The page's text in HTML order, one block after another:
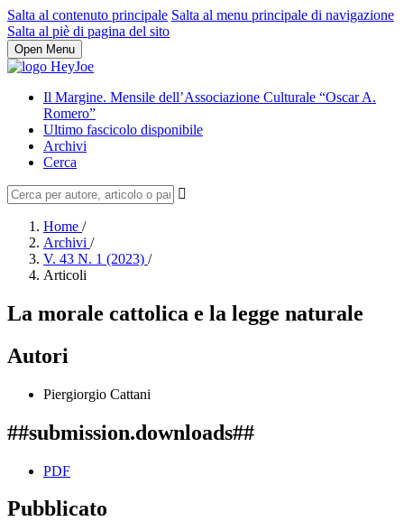
Salta al contenuto principale Salta al menu principale di navigazione
Salta al piè di pagina del sito
Open Menu
Il Margine. Mensile dell’Associazione Culturale “Oscar A.
Romero”
Ultimo fascicolo disponibile
Archivi
Cerca
Home /
Archivi /
V. 43 N. 1 (2023) /
Articoli
La morale cattolica e la legge naturale
Autori
Piergiorgio Cattani
##submission.downloads##
PDF
Pubblicato